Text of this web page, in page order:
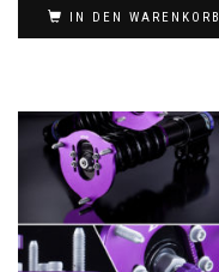
IN DEN WARENKORB